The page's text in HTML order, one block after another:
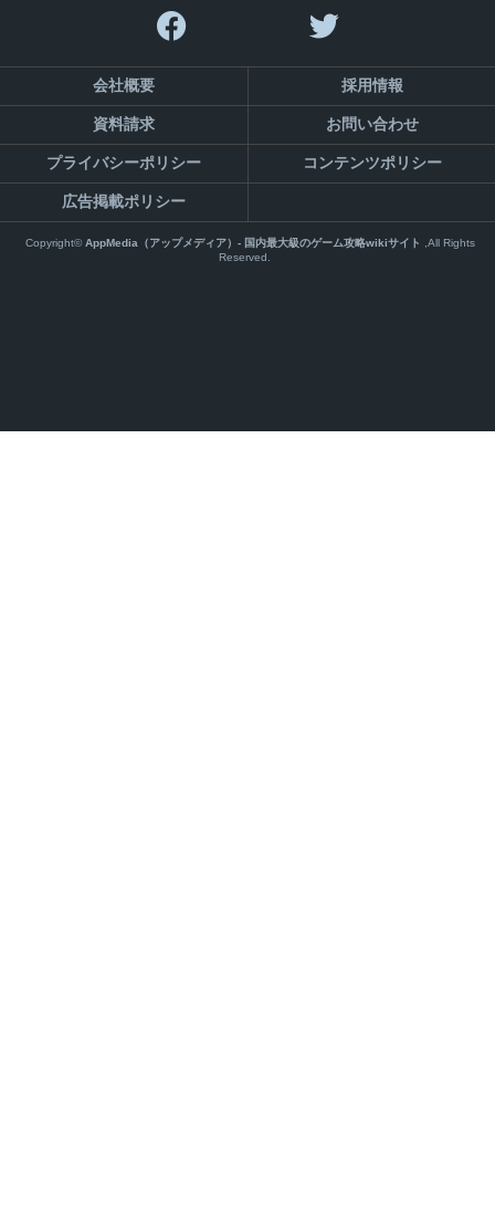
会社概要 採用情報
資料請求 お問い合わせ
プライバシーポリシー コンテンツポリシー
広告掲載ポリシー
Copyright©AppMedia（アップメディア）- 国内最大級のゲーム攻略wikiサイト
,All Rights
Reserved.